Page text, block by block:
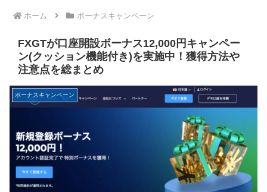
ホーム ボーナスキャンペーン
FXGTが口座開設ボーナス12,000円キャンペー
ン(クッション機能付き)を実施中！獲得方法や
注意点を総まとめ
ボーナスキャンペーン